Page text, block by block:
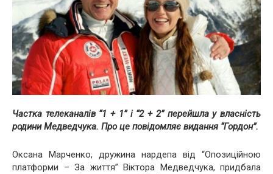
Частка телеканалів “1 + 1” і “2 + 2” перейшла у власність
родини Медведчука. Про це повідомляє видання “Гордон”.
Оксана Марченко, дружина нардепа від “Опозиційною
платформи – За життя” Віктора Медведчука, придбала